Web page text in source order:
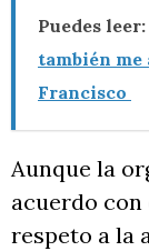
Puedes leer:
también me
Francisco
Aunque la
acuerdo
respeto a la